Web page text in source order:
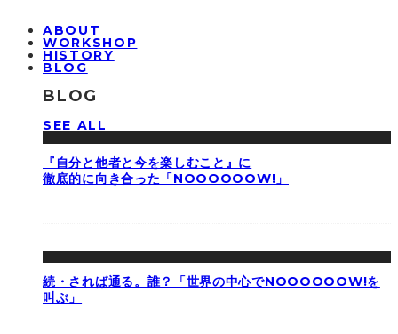
ABOUT
WORKSHOP
HISTORY
BLOG
BLOG
SEE ALL
『自分と他者と今を楽しむこと』に
徹底的に向き合った「NOOOOOOW!」
続・されば通る。誰？「世界の中心でNOOOOOOW!を
叫ぶ」